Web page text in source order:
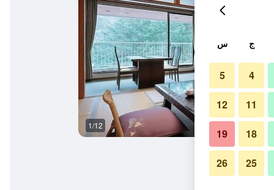
1/12
ج س
4
5
11
12
18
19
25
26